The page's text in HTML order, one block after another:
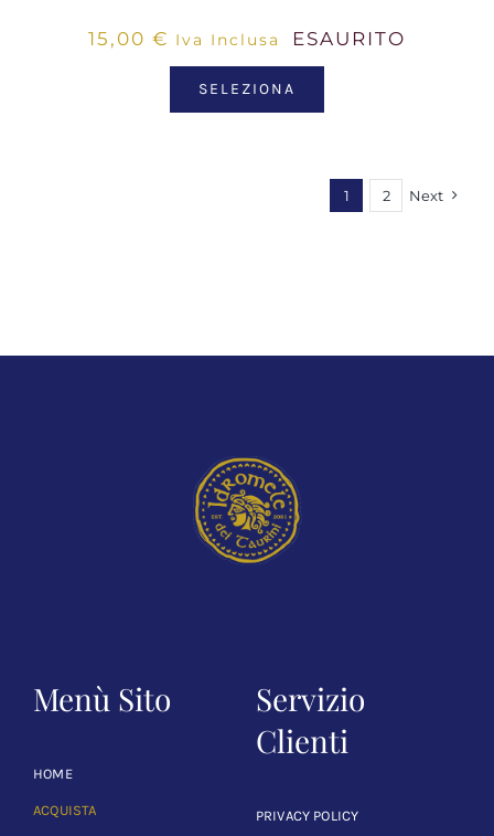
15,00€ Iva Inclusa ESAURITO
SELEZIONA
1 2 Next
Menù Sito
HOME
ACQUISTA
Servizio
Clienti
PRIVACY POLICY